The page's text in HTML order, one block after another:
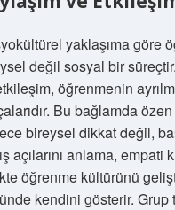
yaklaşıma göre
değil sosyal bir
öğrenmenin
Bu bağlamda
bireysel dikkat değil,
açılarını anlama, empati
öğrenme kültürünü
kendini gösterir. Grup